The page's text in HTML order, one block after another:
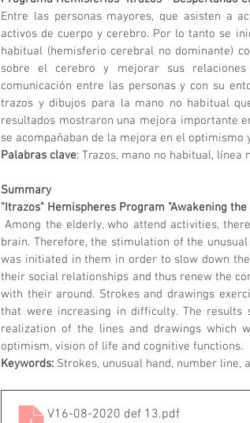
Entre las personas mayores, que asisten a
activos de cuerpo y cerebro. Por lo tanto se
habitual (hemisferio cerebral no dominante)
sobre el cerebro y mejorar sus
comunicación entre las personas y con su
trazos y dibujos para la mano no habitual
resultados mostraron una mejora importante
se acompañaban de la mejora en el optimismo
Palabras clave: Trazos, mano no habitual,
Summary
"Itrazos" Hemispheres Program "Awakening
Among the elderly, who attend activities, there is an interest in being active in body and
brain. Therefore, the stimulation of the
was initiated in them in order to slow down
their social relationships and thus renew the
with their around. Strokes and drawings
that were increasing in difficulty. The
realization of the lines and drawings which
optimism, vision of life and cognitive functions.
Keywords: Strokes, unusual hand, number line,
V16-08-2020 def 13.pdf